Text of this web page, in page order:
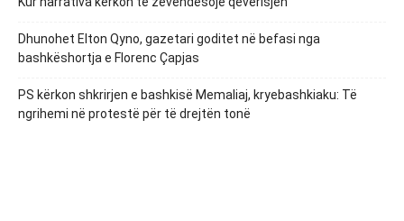
Dhunohet Elton Qyno, gazetari goditet në befasi nga
bashkëshortja e Florenc Çapjas
PS kërkon shkrirjen e bashkisë Memaliaj, kryebashkiaku: Të
ngrihemi në protestë për të drejtën tonë